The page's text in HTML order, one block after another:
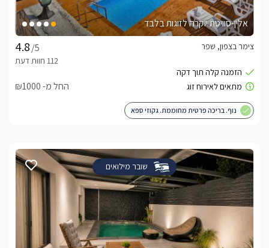
אלין-סוויטת יוקרה לזוגות בלבד
/5
צימר בצפון, שפר
החל מ- ₪1000
נוף. בריכה פרטית מחוממת. גקוזי ספא
שובר מילואים